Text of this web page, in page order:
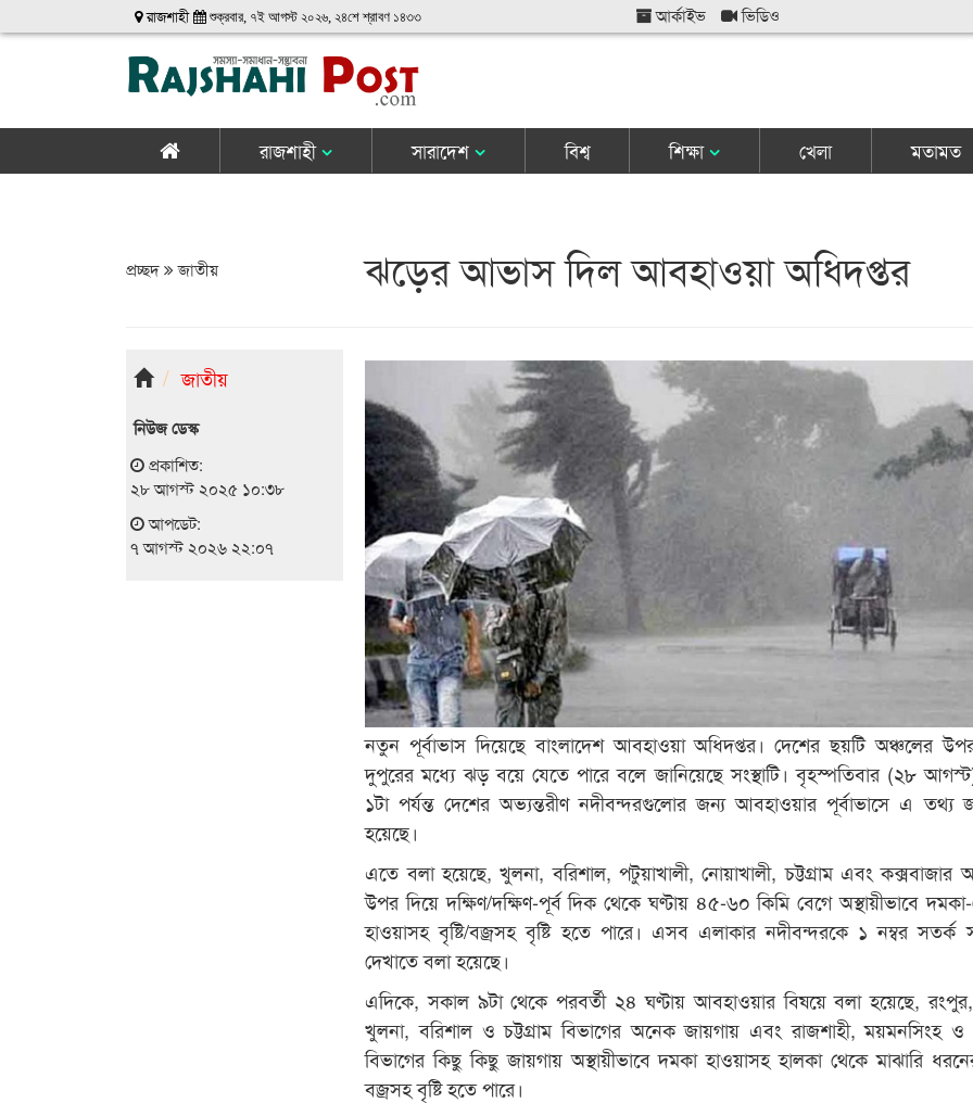
রাজশাহী শুক্রবার, ৭ই আগস্ট ২০২৬, ২৪শে শ্রাবণ ১৪৩৩ আর্কাইভ ভিডিও
রাজশাহী সারাদেশ বিশ্ব শিক্ষা খেলা মতামত
প্রচ্ছদ জাতীয় ঝড়ের আভাস দিল আবহাওয়া অধিদপ্তর
জাতীয়
নিউজ ডেস্ক
প্রকাশিত:
২৮ আগস্ট ২০২৫ ১০:৩৮
আপডেট:
৭ আগস্ট ২০২৬ ২২:০৭
নতুন পূর্বাভাস দিয়েছে বাংলাদেশ আবহাওয়া অধিদপ্তর। দেশের ছয়টি অঞ্চলের
দুপুরের মধ্যে ঝড় বয়ে যেতে পারে বলে জানিয়েছে সংস্থাটি। বৃহস্পতিবার (২৮
১টা পর্যন্ত দেশের অভ্যন্তরীণ নদীবন্দরগুলোর জন্য আবহাওয়ার পূর্বাভাসে এ তথ্য
হয়েছে।
এতে বলা হয়েছে, খুলনা, বরিশাল, পটুয়াখালী, নোয়াখালী, চট্টগ্রাম এবং কক্সবাজার
উপর দিয়ে দক্ষিণ/দক্ষিণ-পূর্ব দিক থেকে ঘণ্টায় ৪৫-৬০ কিমি বেগে অস্থায়ীভাবে
হাওয়াসহ বৃষ্টি/বজ্রসহ বৃষ্টি হতে পারে। এসব এলাকার নদীবন্দরকে ১ নম্বর সতর্ক
দেখাতে বলা হয়েছে।
এদিকে, সকাল ৯টা থেকে পরবর্তী ২৪ ঘণ্টায় আবহাওয়ার বিষয়ে বলা হয়েছে,
খুলনা, বরিশাল ও চট্টগ্রাম বিভাগের অনেক জায়গায় এবং রাজশাহী, ময়মনসিংহ ও
বিভাগের কিছু কিছু জায়গায় অস্থায়ীভাবে দমকা হাওয়াসহ হালকা থেকে মাঝারি
বজ্রসহ বৃষ্টি হতে পারে।